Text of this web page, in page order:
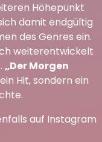
Höhepunkt
damit endgültig
des Genres ein.
weiterentwickelt
„Der Morgen
Hit, sondern ein
auf Instagram